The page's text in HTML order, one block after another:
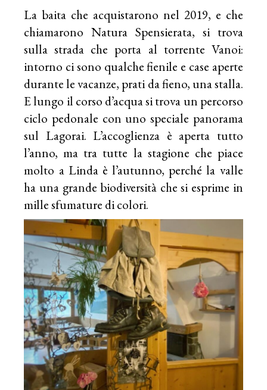
La baita che acquistarono nel 2019, e che
chiamarono Natura Spensierata, si trova
sulla strada che porta al torrente Vanoi:
intorno ci sono qualche fienile e case aperte
durante le vacanze, prati da fieno, una stalla.
E lungo il corso d’acqua si trova un percorso
ciclo pedonale con uno speciale panorama
sul Lagorai. L’accoglienza è aperta tutto
l’anno, ma tra tutte la stagione che piace
molto a Linda è l’autunno, perché la valle
ha una grande biodiversità che si esprime in
mille sfumature di colori.